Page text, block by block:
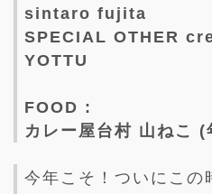
sintaro fujita
SPECIAL OTHER
YOTTU
FOOD :
カレー屋台村 山ねこ (
今年こそ！ついにこの